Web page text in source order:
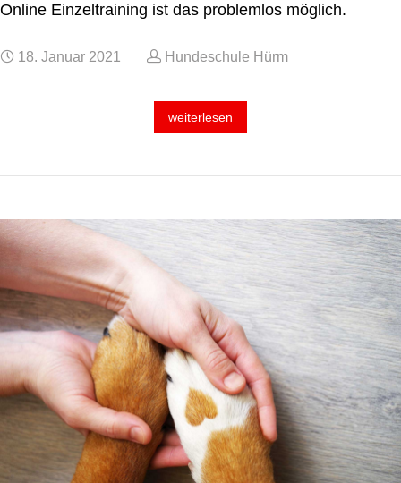
Online Einzeltraining ist das problemlos möglich.
18. Januar 2021 Hundeschule Hürm
weiterlesen